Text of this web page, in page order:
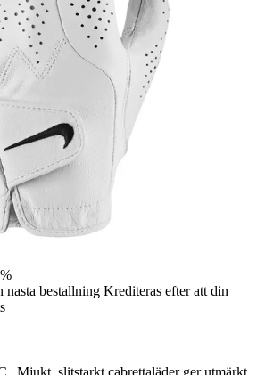
nasta bestallning Krediteras efter att din